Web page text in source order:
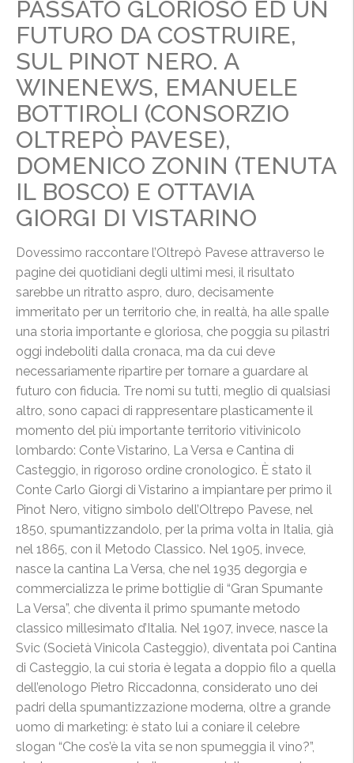
PASSATO GLORIOSO ED UN
FUTURO DA COSTRUIRE,
SUL PINOT NERO. A
WINENEWS, EMANUELE
BOTTIROLI (CONSORZIO
OLTREPÒ PAVESE),
DOMENICO ZONIN (TENUTA
IL BOSCO) E OTTAVIA
GIORGI DI VISTARINO
Dovessimo raccontare l’Oltrepò Pavese attraverso le
pagine dei quotidiani degli ultimi mesi, il risultato
sarebbe un ritratto aspro, duro, decisamente
immeritato per un territorio che, in realtà, ha alle spalle
una storia importante e gloriosa, che poggia su pilastri
oggi indeboliti dalla cronaca, ma da cui deve
necessariamente ripartire per tornare a guardare al
futuro con fiducia. Tre nomi su tutti, meglio di qualsiasi
altro, sono capaci di rappresentare plasticamente il
momento del più importante territorio vitivinicolo
lombardo: Conte Vistarino, La Versa e Cantina di
Casteggio, in rigoroso ordine cronologico. È stato il
Conte Carlo Giorgi di Vistarino a impiantare per primo il
Pinot Nero, vitigno simbolo dell’Oltrepo Pavese, nel
1850, spumantizzandolo, per la prima volta in Italia, già
nel 1865, con il Metodo Classico. Nel 1905, invece,
nasce la cantina La Versa, che nel 1935 degorgia e
commercializza le prime bottiglie di “Gran Spumante
La Versa”, che diventa il primo spumante metodo
classico millesimato d’Italia. Nel 1907, invece, nasce la
Svic (Società Vinicola Casteggio), diventata poi Cantina
di Casteggio, la cui storia è legata a doppio filo a quella
dell’enologo Pietro Riccadonna, considerato uno dei
padri della spumantizzazione moderna, oltre a grande
uomo di marketing: è stato lui a coniare il celebre
slogan “Che cos’è la vita se non spumeggia il vino?”,